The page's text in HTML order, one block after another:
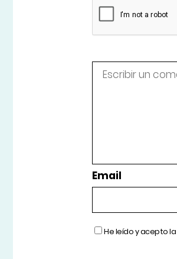
Email
He leído y acepto la